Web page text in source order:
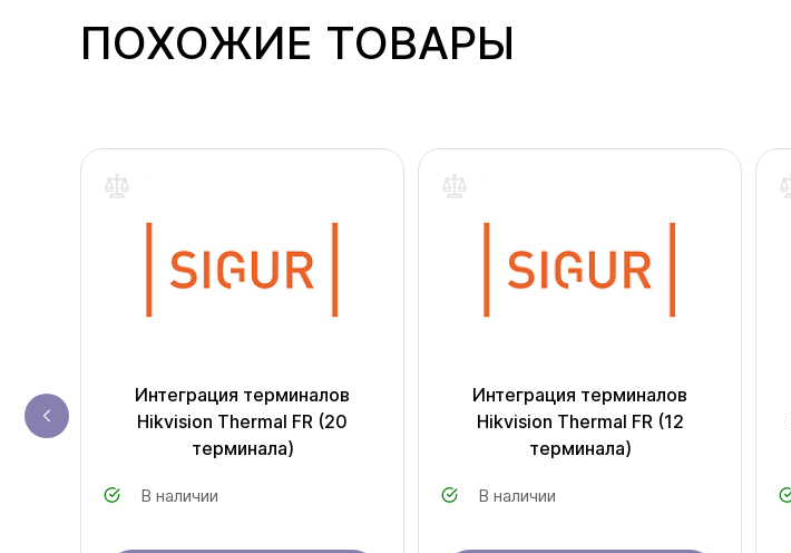
ПОХОЖИЕ ТОВАРЫ
Интеграция терминалов
Hikvision Thermal FR (20
терминала)
В наличии
Интеграция терминалов
Hikvision Thermal FR (12
терминала)
В наличии